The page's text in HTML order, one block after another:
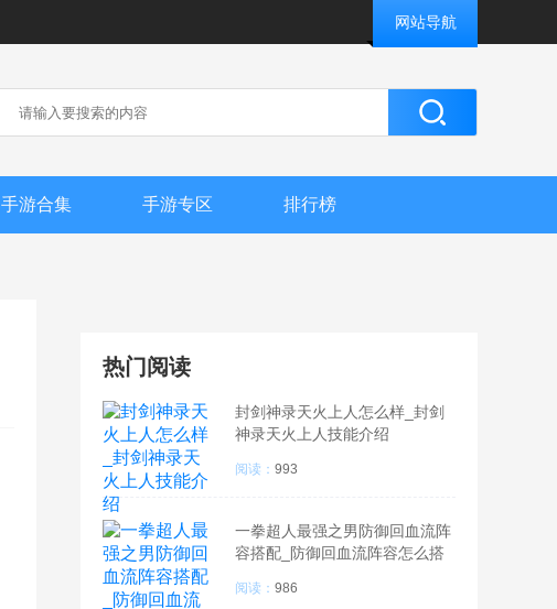
网站导航
手游合集 手游专区 排行榜
热门阅读
封剑神录天火上人怎么样_封剑
神录天火上人技能介绍
阅读： 993
一拳超人最强之男防御回血流阵
容搭配_防御回血流阵容怎么搭
阅读： 986